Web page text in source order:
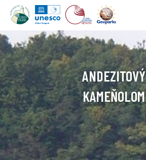
ANDEZITOVÝ
KAMEŇOLOM